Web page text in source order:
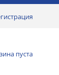
пуста